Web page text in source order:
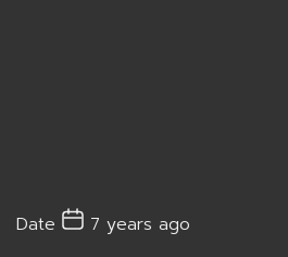
Date 7 years ago